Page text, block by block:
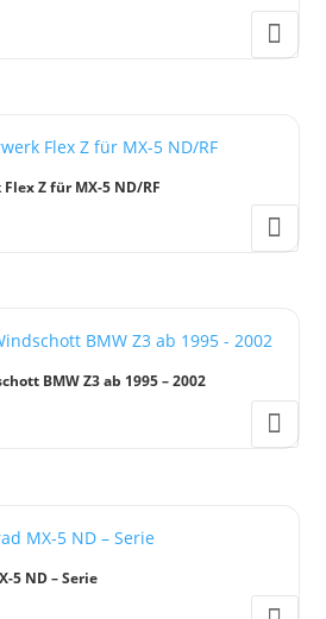
Z für MX-5 ND/RF
BMW Z3 ab 1995 – 2002
5 ND – Serie